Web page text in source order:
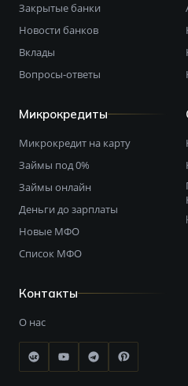
Закрытые банки
Новости банков
Вклады
Вопросы-ответы
Микрокредиты
Микрокредит на карту
Займы под 0%
Займы онлайн
Деньги до зарплаты
Новые МФО
Список МФО
Контакты
О нас